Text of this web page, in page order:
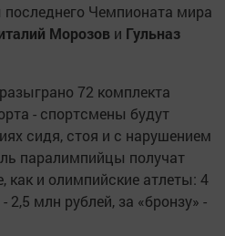
Чемпионата мира
Морозов и Гульназ
72 комплекта
- спортсмены будут
сидя, стоя и с нарушением
паралимпийцы получат
как и олимпийские атлеты: 4
2,5 млн рублей, за «бронзу» -